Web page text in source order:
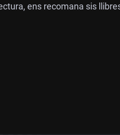
ens recomana sis